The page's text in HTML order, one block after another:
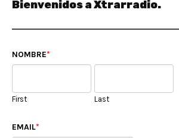
Bienvenidos a Xtrarradio.
NOMBRE
First Last
EMAIL